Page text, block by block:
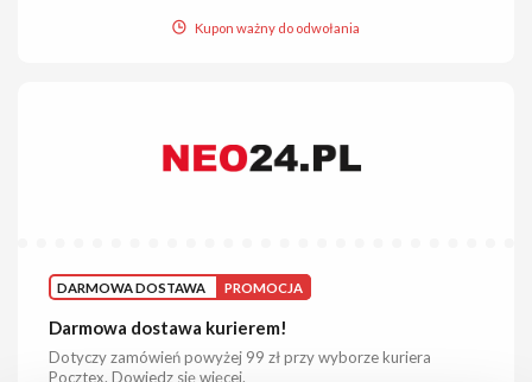
Kupon ważny do odwołania
DARMOWA DOSTAWA PROMOCJA
Darmowa dostawa kurierem!
Dotyczy zamówień powyżej 99 zł przy wyborze kuriera
Pocztex. Dowiedz się więcej.